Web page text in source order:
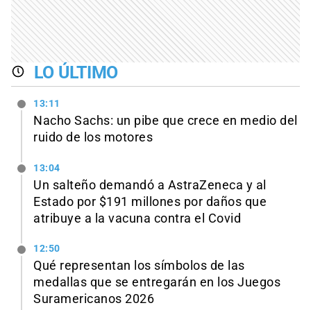
LO ÚLTIMO
13:11
Nacho Sachs: un pibe que crece en medio del
ruido de los motores
13:04
Un salteño demandó a AstraZeneca y al
Estado por $191 millones por daños que
atribuye a la vacuna contra el Covid
12:50
Qué representan los símbolos de las
medallas que se entregarán en los Juegos
Suramericanos 2026